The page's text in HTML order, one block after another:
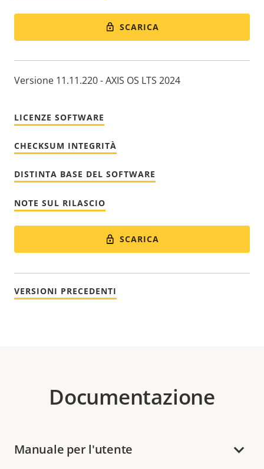
SCARICA
Versione 11.11.220 - AXIS OS LTS 2024
LICENZE SOFTWARE
CHECKSUM INTEGRITÀ
DISTINTA BASE DEL SOFTWARE
NOTE SUL RILASCIO
SCARICA
VERSIONI PRECEDENTI
Documentazione
Manuale per l'utente